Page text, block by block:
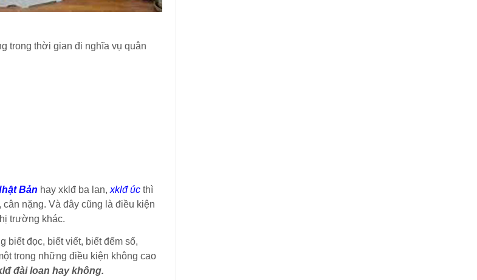
trong thời gian đi nghĩa vụ quân
Bản hay xklđ ba lan, xklđ úc thì
nặng. Và đây cũng là điều kiện
trường khác.
biết đọc, biết viết, biết đếm số,
trong những điều kiện không cao
đài loan hay không.